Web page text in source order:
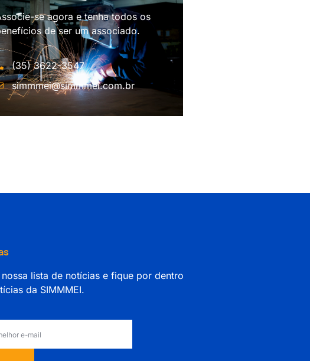
se agora e tenha todos os
de ser um associado.
(35) 3622-3547
simmmei@simmmei.com.br
nossa lista de notícias e fique por dentro
da SIMMMEI.